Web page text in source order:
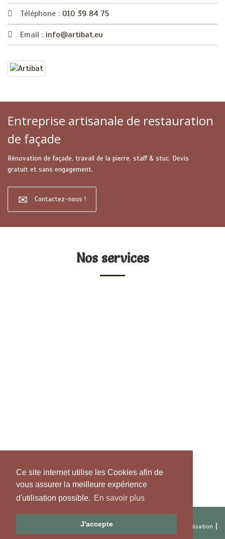
Ce site internet utilise les Cookies afin de
vous assurer la meilleure expérience
d'utilisation possible. En savoir plus
J'accepte
Téléphone : 010 39 84 75
Email : info@artibat.eu
Entreprise artisanale de restauration
de façade
Rénovation de façade, travail de la pierre, staff & stuc. Devis
gratuit et sans engagement.
Contactez-nous !
Nos services
Respect de la vie privée Conditions d'utilisation |